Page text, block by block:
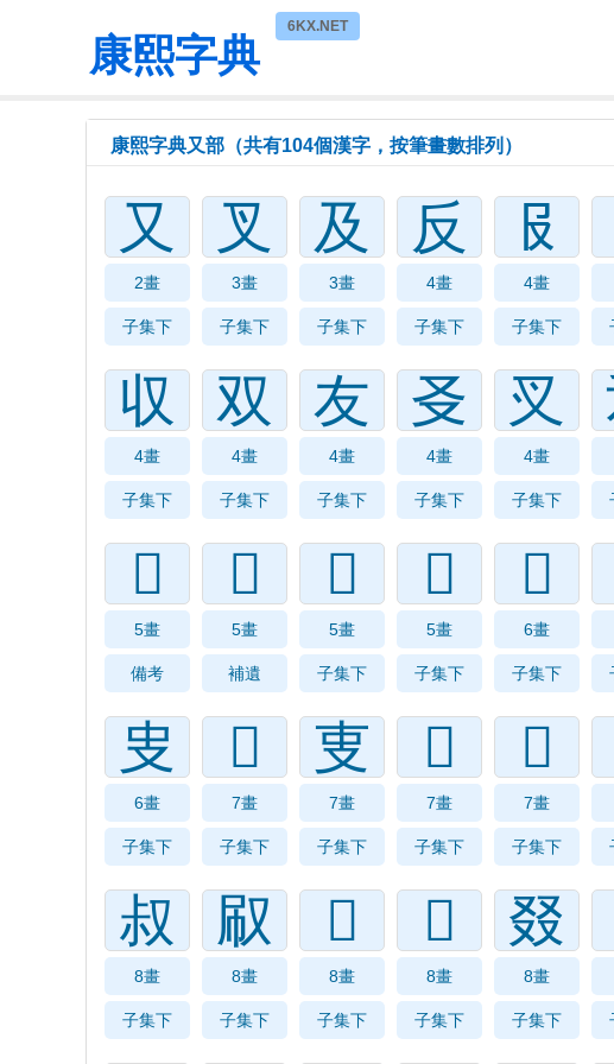
康熙字典
6KX.NET
康熙字典又部（共有104個漢字，按筆畫數排列）
又
2畫
子集下
叉
3畫
子集下
及
3畫
子集下
反
4畫
子集下
𠬝
4畫
子集下
収
4畫
子集下
双
4畫
子集下
友
4畫
子集下
㕛
4畫
子集下
㕚
4畫
子集下
𠬦
5畫
備考
𠬥
5畫
補遺
𠬢
5畫
子集下
𠬬
5畫
子集下
𠬪
6畫
子集下
㕜
6畫
子集下
𠬳
7畫
子集下
叓
7畫
子集下
𠬱
7畫
子集下
𠬲
7畫
子集下
叔
8畫
子集下
㕞
8畫
子集下
𠬹
8畫
子集下
𠬺
8畫
子集下
叕
8畫
子集下